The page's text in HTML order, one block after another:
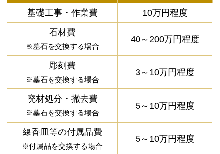
基礎工事・作業費
10万円程度
石材費
※墓石を交換する場合
40～200万円程度
彫刻費
※墓石を交換する場合
3～10万円程度
廃材処分・撤去費
※墓石を交換する場合
5～10万円程度
線香皿等の付属品費
※付属品を交換する場合
5～10万円程度